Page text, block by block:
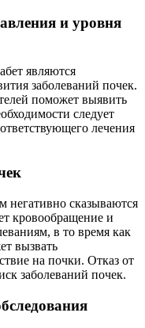
и уровня
являются
заболеваний почек.
поможет выявить
следует
лечения
негативно сказываются
кровообращение и
в то время как
вызвать
на почки. Отказ от
заболеваний почек.